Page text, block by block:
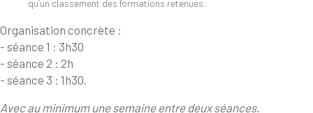
qu’un classement des formations retenues.
Organisation concrète :
- séance 1 : 3h30
- séance 2 : 2h
- séance 3 : 1h30.
Avec au minimum une semaine entre deux séances.